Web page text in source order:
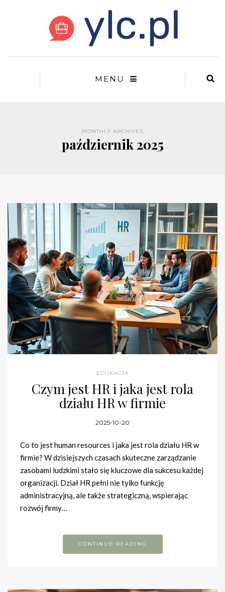
MENU
MONTHLY ARCHIVES
październik 2025
EDUKACJA
Czym jest HR i jaka jest rola
działu HR w firmie
2025-10-20
Co to jest human resources i jaka jest rola działu HR w
firmie? W dzisiejszych czasach skuteczne zarządzanie
zasobami ludzkimi stało się kluczowe dla sukcesu każdej
organizacji. Dział HR pełni nie tylko funkcję
administracyjną, ale także strategiczną, wspierając
rozwój firmy…
CONTINUE READING